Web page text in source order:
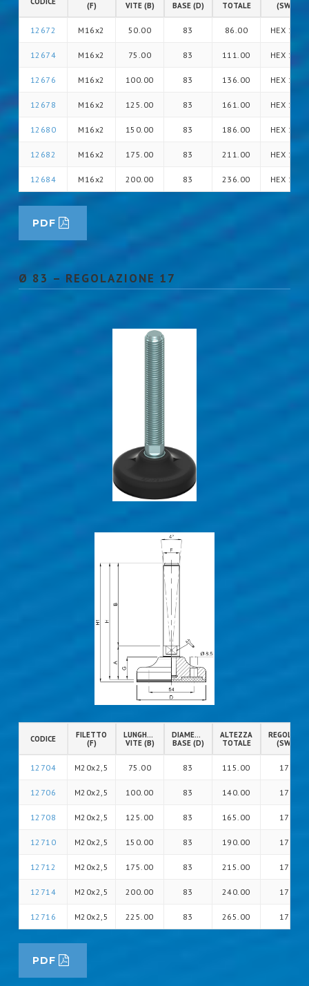
(F)
VITE (B)
BASE (D)
TOTALE
(SW)
12672 M16x2 50.00 83 86.00 HEX 16
12674 M16x2 75.00 83 111.00 HEX 16
12676 M16x2 100.00 83 136.00 HEX 16
12678 M16x2 125.00 83 161.00 HEX 16
12680 M16x2 150.00 83 186.00 HEX 16
12682 M16x2 175.00 83 211.00 HEX 16
12684 M16x2 200.00 83 236.00 HEX 16
PDF
Ø 83 – REGOLAZIONE 17
CODICE
FILETTO
(F)
LUNGHEZZA
VITE (B)
DIAMETRO
BASE (D)
ALTEZZA
TOTALE
(SW)
12704 M20x2,5 75.00 83 115.00 17
12706 M20x2,5 100.00 83 140.00 17
12708 M20x2,5 125.00 83 165.00 17
12710 M20x2,5 150.00 83 190.00 17
12712 M20x2,5 175.00 83 215.00 17
12714 M20x2,5 200.00 83 240.00 17
12716 M20x2,5 225.00 83 265.00 17
PDF